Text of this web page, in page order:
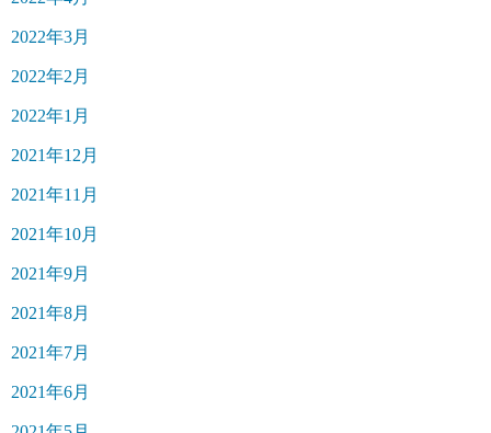
2022年3月
2022年2月
2022年1月
2021年12月
2021年11月
2021年10月
2021年9月
2021年8月
2021年7月
2021年6月